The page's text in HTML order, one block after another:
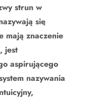
strun w
się
mają znaczenie
jest
aspirującego
nazywania